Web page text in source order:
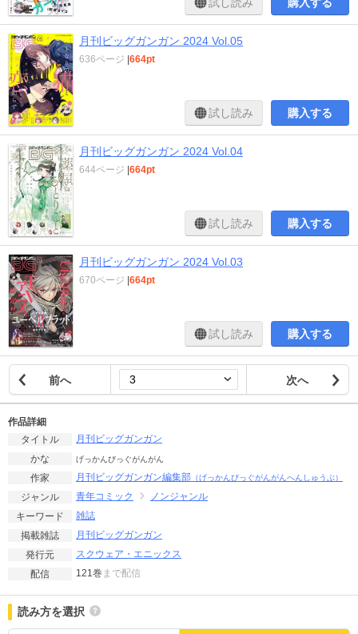
月刊ビッグガンガン 2024 Vol.05
636ページ 664pt
試し読み 購入する
月刊ビッグガンガン 2024 Vol.04
644ページ 664pt
試し読み 購入する
月刊ビッグガンガン 2024 Vol.03
670ページ 664pt
試し読み 購入する
前へ 次へ
作品詳細
タイトル
月刊ビッグガンガン
かな
げっかんびっぐがんがん
作家 月刊ビッグガンガン編集部 （げっかんびっぐがんがんへんしゅうぶ）
ジャンル 青年コミック
ノンジャンル
キーワード
雑誌
掲載雑誌
月刊ビッグガンガン
発行元
スクウェア・エニックス
配信
121巻 まで配信
読み方を選択